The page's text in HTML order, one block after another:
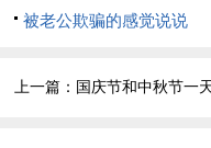
13） 我们应文明礼貌，说
被老公欺骗的感觉说说
上一篇： 国庆节和中秋节一天的